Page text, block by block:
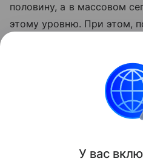
половину, а в массовом
этому уровню. При этом,
дешевле традиционной
У вас